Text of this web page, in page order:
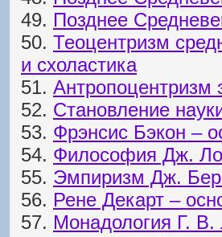
49. Позднее
50. Теоцентризм
и схоластика
51. Антропоцентризм
52. Становление
53. Фрэнсис Бэкон –
54. Философия Дж.
55. Эмпиризм Дж.
56. Рене Декарт –
57. Монадология Г.